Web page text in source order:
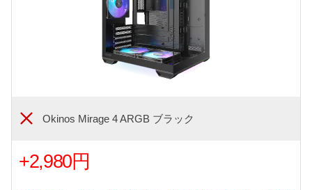
Okinos Mirage 4 ARGB ブラック
+2,980円